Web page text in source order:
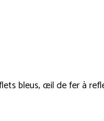
bleus, œil de fer à